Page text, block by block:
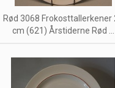
Rød 3068 Frokosttallerkener
cm (621) Årstiderne Rød ...